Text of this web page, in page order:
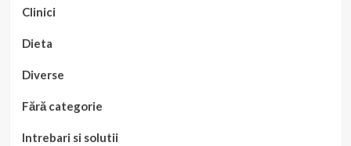
Clinici
Dieta
Diverse
Fără categorie
Intrebari si solutii